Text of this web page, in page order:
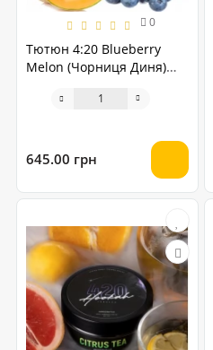
0
Тютюн 4:20 Blueberry
Melon (Чорниця Диня)
645.00 грн